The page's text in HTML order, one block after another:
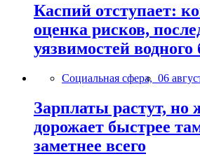
Каспий отступает:
оценка рисков,
уязвимостей водного
Социальная сфера, 06
Зарплаты растут, но
дорожает быстрее
заметнее всего